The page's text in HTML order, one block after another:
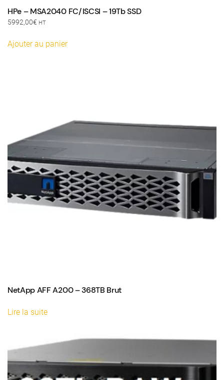
HPe – MSA2040 FC/ISCSI – 19Tb SSD
5992,00€ HT
Ajouter au panier
NetApp AFF A200 – 368TB Brut
Lire la suite